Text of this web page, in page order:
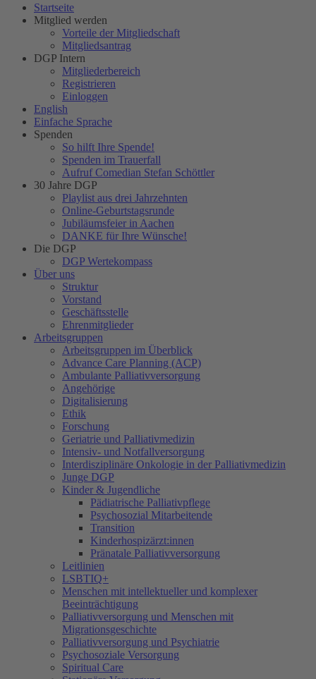
Startseite
Mitglied werden
Vorteile der Mitgliedschaft
Mitgliedsantrag
DGP Intern
Mitgliederbereich
Registrieren
Einloggen
English
Einfache Sprache
Spenden
So hilft Ihre Spende!
Spenden im Trauerfall
Aufruf Comedian Stefan Schöttler
30 Jahre DGP
Playlist aus drei Jahrzehnten
Online-Geburtstagsrunde
Jubiläumsfeier in Aachen
DANKE für Ihre Wünsche!
Die DGP
DGP Wertekompass
Über uns
Struktur
Vorstand
Geschäftsstelle
Ehrenmitglieder
Arbeitsgruppen
Arbeitsgruppen im Überblick
Advance Care Planning (ACP)
Ambulante Palliativversorgung
Angehörige
Digitalisierung
Ethik
Forschung
Geriatrie und Palliativmedizin
Intensiv- und Notfallversorgung
Interdisziplinäre Onkologie in der Palliativmedizin
Junge DGP
Kinder & Jugendliche
Pädiatrische Palliativpflege
Psychosozial Mitarbeitende
Transition
Kinderhospizärzt:innen
Pränatale Palliativversorgung
Leitlinien
LSBTIQ+
Menschen mit intellektueller und komplexer
Beeinträchtigung
Palliativversorgung und Menschen mit
Migrationsgeschichte
Palliativversorgung und Psychiatrie
Psychosoziale Versorgung
Spiritual Care